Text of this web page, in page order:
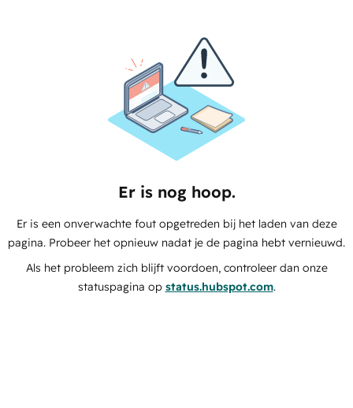
Er is nog hoop.
Er is een onverwachte fout opgetreden bij het laden van deze
pagina. Probeer het opnieuw nadat je de pagina hebt vernieuwd.
Als het probleem zich blijft voordoen, controleer dan onze
statuspagina op status.hubspot.com.